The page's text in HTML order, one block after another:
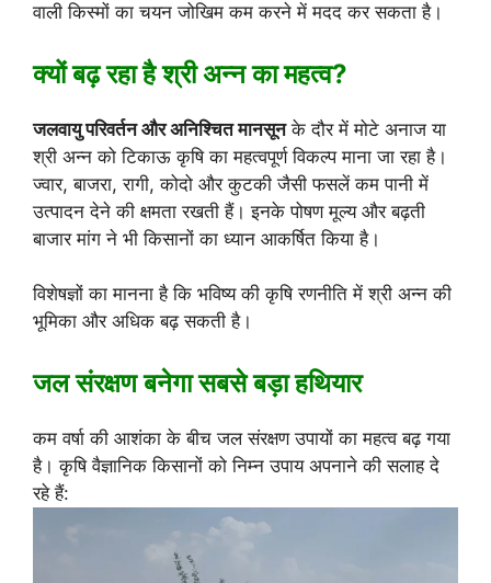
वाली किस्मों का चयन जोखिम कम करने में मदद कर सकता है।
क्यों बढ़ रहा है श्री अन्न का महत्व?
जलवायु परिवर्तन और अनिश्चित मानसूनके दौर में मोटे अनाज या
श्री अन्न को टिकाऊ कृषि का महत्वपूर्ण विकल्प माना जा रहा है।
ज्वार, बाजरा, रागी, कोदो और कुटकी जैसी फसलें कम पानी में
उत्पादन देने की क्षमता रखती हैं। इनके पोषण मूल्य और बढ़ती
बाजार मांग ने भी किसानों का ध्यान आकर्षित किया है।
विशेषज्ञों का मानना है कि भविष्य की कृषि रणनीति में श्री अन्न की
भूमिका और अधिक बढ़ सकती है।
जल संरक्षण बनेगा सबसे बड़ा हथियार
कम वर्षा की आशंका के बीच जल संरक्षण उपायों का महत्व बढ़ गया
है। कृषि वैज्ञानिक किसानों को निम्न उपाय अपनाने की सलाह दे
रहे हैं: